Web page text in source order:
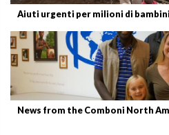
Aiuti urgenti per milioni di
News from the Comboni North